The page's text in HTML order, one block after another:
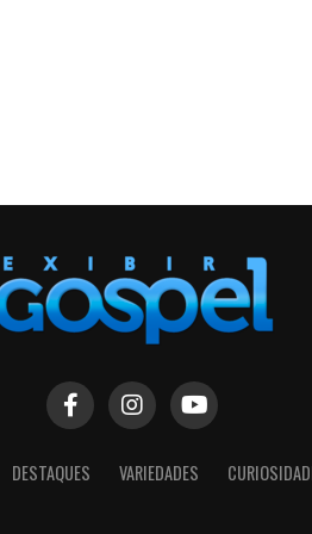
DESTAQUES VARIEDADES